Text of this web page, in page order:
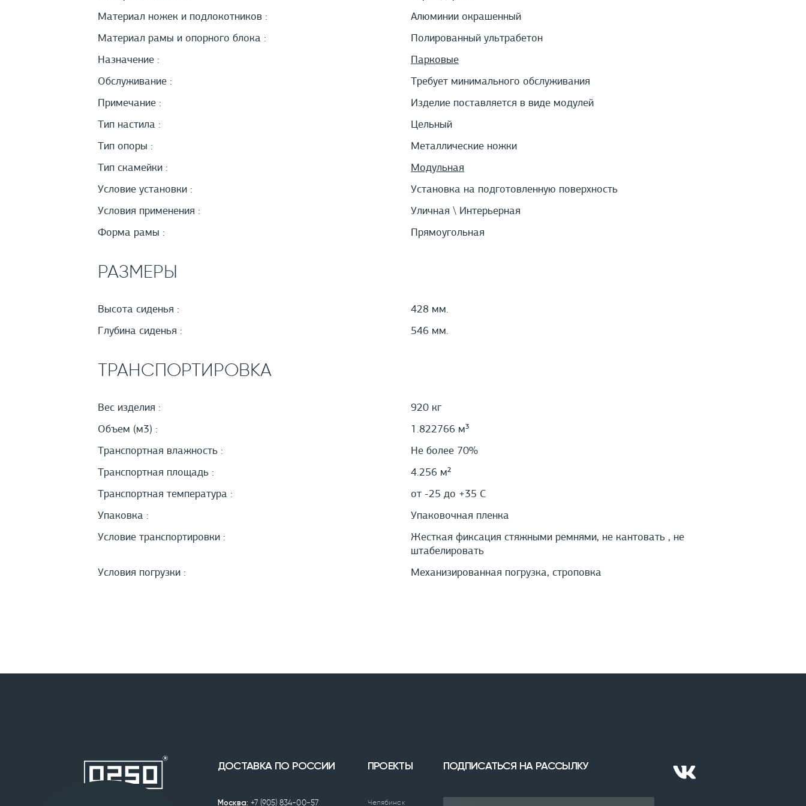
Материал ножек и подлокотников :
Алюминии окрашенный
Материал рамы и опорного блока :
Полированный ультрабетон
Назначение :
Парковые
Обслуживание :
Требует минимального обслуживания
Примечание :
Изделие поставляется в виде модулей
Тип настила :
Цельный
Тип опоры :
Металлические ножки
Тип скамейки :
Модульная
Условие установки :
Установка на подготовленную поверхность
Условия применения :
Уличная \ Интерьерная
Форма рамы :
Прямоугольная
РАЗМЕРЫ
Высота сиденья :
428 мм.
Глубина сиденья :
546 мм.
ТРАНСПОРТИРОВКА
Вес изделия :
920 кг
Объем (м3) :
1.822766 м³
Транспортная влажность :
Не более 70%
Транспортная площадь :
4.256 м²
Транспортная температура :
от -25 до +35 С
Упаковка :
Упаковочная пленка
Условие транспортировки :
Жесткая фиксация стяжными ремнями, не кантовать , не
штабелировать
Условия погрузки :
Механизированная погрузка, строповка
ДОСТАВКА ПО РОССИИ
Москва: +7 (905) 834-00-57
ПРОЕКТЫ
Челябинск
ПОДПИСАТЬСЯ НА РАССЫЛКУ